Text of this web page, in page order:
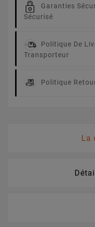
Garanties
Sécurisé
Politique De
Transporteur
Politique
La